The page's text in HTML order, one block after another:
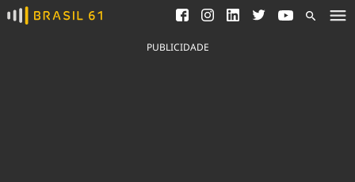
Ver todas as notícias
Saneamento
Indicadores
PUBLICIDADE